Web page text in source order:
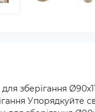
зберігання
Упорядкуйте